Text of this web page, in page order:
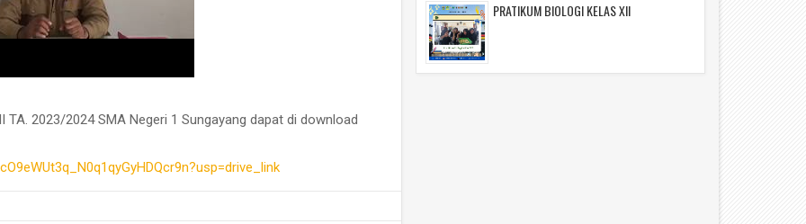
2023/2024 SMA Negeri 1 Sungayang dapat di download
PRATIKUM BIOLOGI KELAS XII